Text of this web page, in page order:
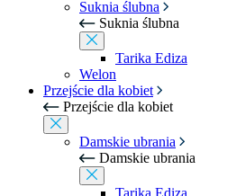
Suknia ślubna
Suknia ślubna
Tarika Ediza
Welon
Przejście dla kobiet
Przejście dla kobiet
Damskie ubrania
Damskie ubrania
Tarika Ediza